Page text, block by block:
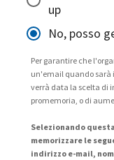
up
No, posso
Per garantire che
un'email quando sarà
verrà data la scelta di
promemoria, o di
Selezionando
memorizzare le
indirizzo e-mail,